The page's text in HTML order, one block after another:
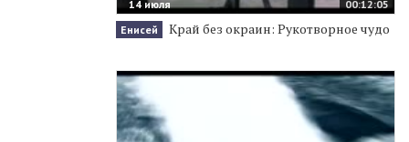
00:12:05
14 июля
Енисей
Край без окраин: Рукотворное чудо